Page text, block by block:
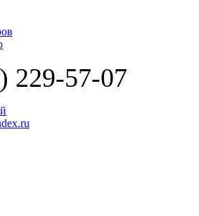
229-57-07